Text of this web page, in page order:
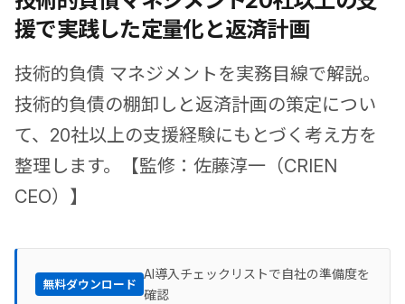
援で実践した定量化と返済計画
技術的負債 マネジメントを実務目線で解説。
技術的負債の棚卸しと返済計画の策定につい
て、20社以上の支援経験にもとづく考え方を
整理します。【監修：佐藤淳一（CRIEN
CEO）】
無料ダウンロード
AI導入チェックリストで自社の準備度を
確認